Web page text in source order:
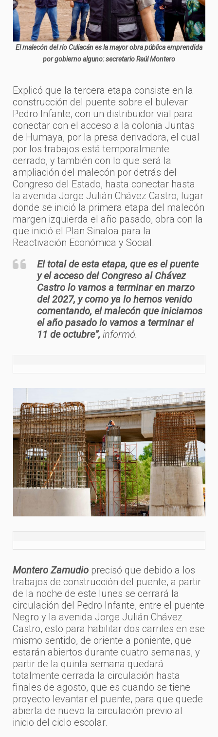
El malecón del río Culiacán es la mayor obra pública emprendida
por gobierno alguno: secretario Raúl Montero
Explicó que la tercera etapa consiste en la
construcción del puente sobre el bulevar
Pedro Infante, con un distribuidor vial para
conectar con el acceso a la colonia Juntas
de Humaya, por la presa derivadora, el cual
por los trabajos está temporalmente
cerrado, y también con lo que será la
ampliación del malecón por detrás del
Congreso del Estado, hasta conectar hasta
la avenida Jorge Julián Chávez Castro, lugar
donde se inició la primera etapa del malecón
margen izquierda el año pasado, obra con la
que inició el Plan Sinaloa para la
Reactivación Económica y Social.
El total de esta etapa, que es el puente
y el acceso del Congreso al Chávez
Castro lo vamos a terminar en marzo
del 2027, y como ya lo hemos venido
comentando, el malecón que iniciamos
el año pasado lo vamos a terminar el
11 de octubre”, informó.
Montero Zamudio precisó que debido a los
trabajos de construcción del puente, a partir
de la noche de este lunes se cerrará la
circulación del Pedro Infante, entre el puente
Negro y la avenida Jorge Julián Chávez
Castro, esto para habilitar dos carriles en ese
mismo sentido, de oriente a poniente, que
estarán abiertos durante cuatro semanas, y
partir de la quinta semana quedará
totalmente cerrada la circulación hasta
finales de agosto, que es cuando se tiene
proyecto levantar el puente, para que quede
abierta de nuevo la circulación previo al
inicio del ciclo escolar.